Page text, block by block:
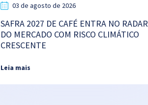
03 de agosto de 2026
SAFRA 2027 DE CAFÉ ENTRA NO RADAR
DO MERCADO COM RISCO CLIMÁTICO
CRESCENTE
Leia mais